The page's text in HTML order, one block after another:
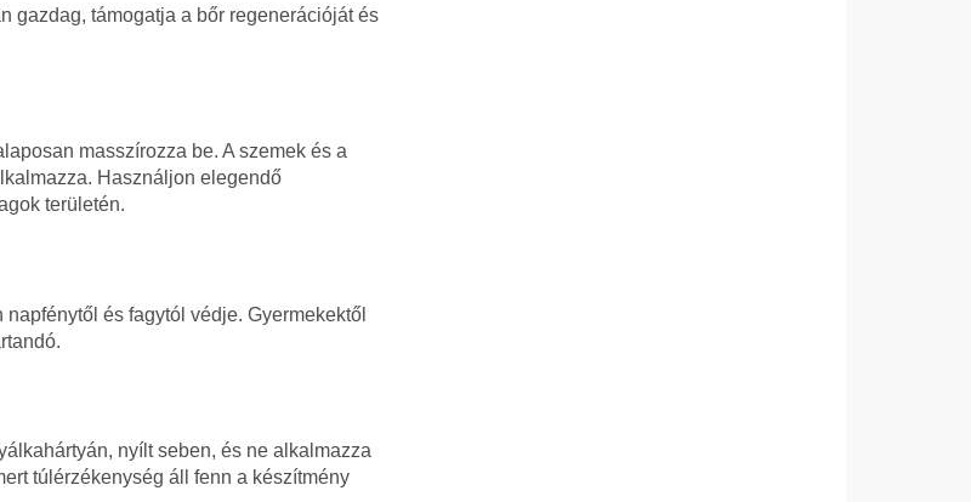
gazdag, támogatja a bőr regenerációját és
masszírozza be. A szemek és a
Használjon elegendő
területén.
és fagytól védje. Gyermekektől
nyílt seben, és ne alkalmazza
túlérzékenység áll fenn a készítmény